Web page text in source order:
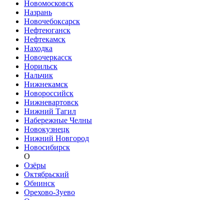
Новомосковск
Назрань
Новочебоксарск
Нефтеюганск
Нефтекамск
Находка
Новочеркасск
Норильск
Нальчик
Нижнекамск
Новороссийск
Нижневартовск
Нижний Тагил
Набережные Челны
Новокузнецк
Нижний Новгород
Новосибирск
О
Озёры
Октябрьский
Обнинск
Орехово-Зуево